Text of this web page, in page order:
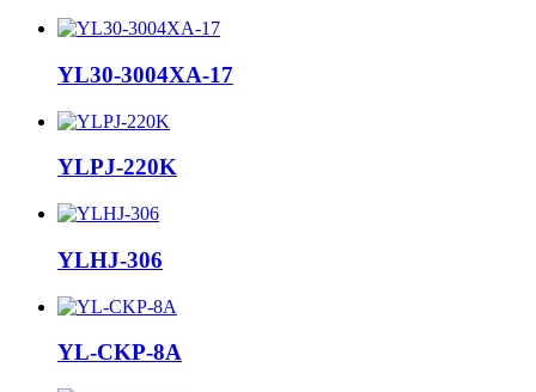
YL30-3004XA-17
YLPJ-220K
YLHJ-306
YL-CKP-8A